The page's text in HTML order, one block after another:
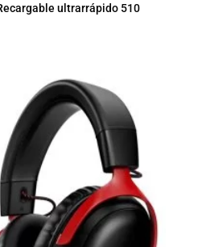
ultrarrápido 510